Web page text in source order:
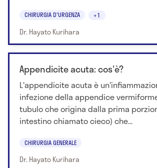
CHIRURGIA D'URGENZA +1
Dr. Hayato Kurihara
Appendicite acuta: cos'è?
L'appendicite acuta è
infezione della appendice
tubulo che origina dalla prima
intestino chiamato cieco) che...
CHIRURGIA GENERALE
Dr. Hayato Kurihara